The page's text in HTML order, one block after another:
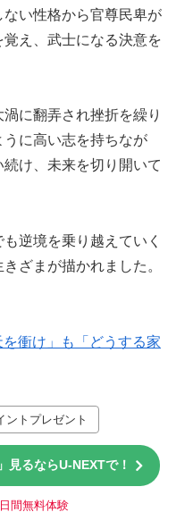
い性格から官尊民卑が
え、武士になる決意を
に翻弄され挫折を繰り
に高い志を持ちなが
け、未来を切り開いて
逆境を乗り越えていく
ざまが描かれました。
衝け」も「どうする家
ントプレゼント
見るならU-NEXTで！
間無料体験